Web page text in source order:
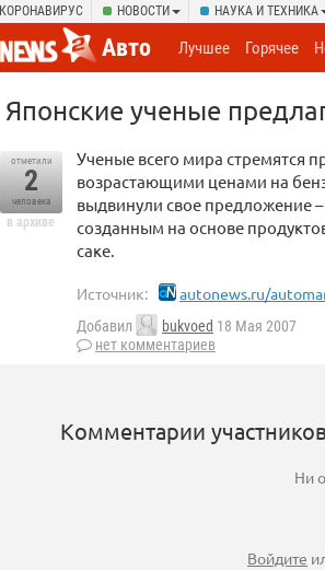
КОРОНАВИРУС НОВОСТИ НАУКА И ТЕХНИКА
Авто Лучшее Горячее
Японские ученые
отметили
2
человека
в архиве
Ученые всего мира стремятся
возрастающими ценами на
выдвинули свое предложение
созданным на основе
саке.
Источник: autonews.ru/
Добавил bukvoed 18 Мая 2007
нет комментариев
Комментарии
Ни
Войдите